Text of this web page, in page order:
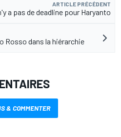
ARTICLE PRÉCÉDENT
a pas de deadline pour Haryanto
Rosso dans la hiérarchie
& COMMENTER